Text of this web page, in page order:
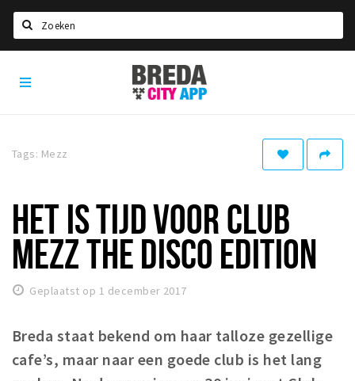
Home
Eten
Drinken
Slapen
Winkels
Winkelgebieden
Breda
City
App
Tags: Mezz
HET IS TIJD VOOR CLUB
MEZZ THE DISCO EDITION
Geplaatst op 1 december 2017
Breda staat bekend om haar talloze gezellige
cafe’s, maar naar een goede club is het lang